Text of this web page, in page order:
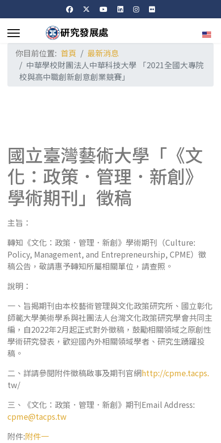
選擇
你目前位置: 首頁
最新消息
中華學校財團法人中華科技大學 「2021全國大專院
校與高中職創新創意創業競賽」
國立臺灣藝術大學「《文
化：政策．管理．新創》
學術期刊」徵稿
主旨：
轉知《文化：政策．管理．新創》學術期刊（Culture:
Policy, Management, and Entrepreneurship, CPME）徵
稿公告，敬請惠予轉知所屬相關單位，請查照。
說明：
一、旨揭期刊由本校藝術管理與文化政策研究所、國立彰化
師範大學美術學系與社團法人台灣文化政策研究學會共同主
編，自2022年2月起正式對外徵稿，鼓勵相關領域之原創性
學術研究發表，歡迎國內外相關領域學者、研究生踴躍投
稿。
二、詳請參閱附件徵稿啟事及期刊官網http://cpme.tacps.
tw/
三、《文化：政策．管理．新創》期刊Email Address:
cpme@tacps.tw
附件:附件一